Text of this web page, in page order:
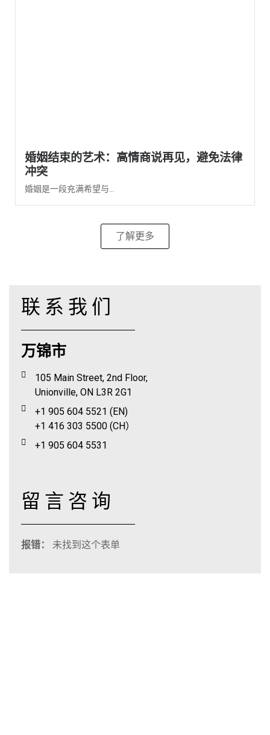
婚姻结束的艺术：高情商说再见，避免法律
冲突
婚姻是一段充满希望与...
了解更多
联系我们
万锦市
105 Main Street, 2nd Floor,
Unionville, ON L3R 2G1
+1 905 604 5521 (EN)
+1 416 303 5500 (CH）
+1 905 604 5531
留言咨询
报错： 未找到这个表单